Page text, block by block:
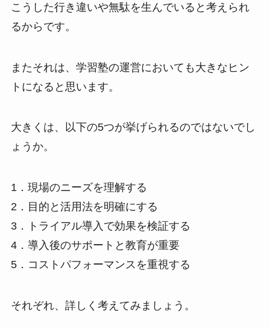
こうした行き違いや無駄を生んでいると考えられ
るからです。
またそれは、学習塾の運営においても大きなヒン
トになると思います。
大きくは、以下の5つが挙げられるのではないでし
ょうか。
1．現場のニーズを理解する
2．目的と活用法を明確にする
3．トライアル導入で効果を検証する
4．導入後のサポートと教育が重要
5．コストパフォーマンスを重視する
それぞれ、詳しく考えてみましょう。